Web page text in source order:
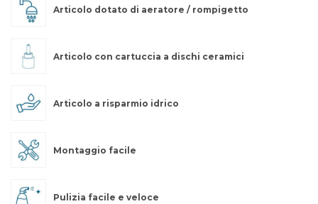
Articolo dotato di aeratore / rompigetto
Articolo con cartuccia a dischi ceramici
Articolo a risparmio idrico
Montaggio facile
Pulizia facile e veloce